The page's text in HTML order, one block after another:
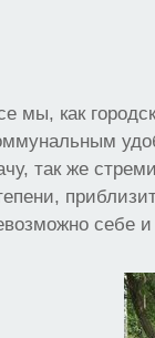
мы, как
так же
себе